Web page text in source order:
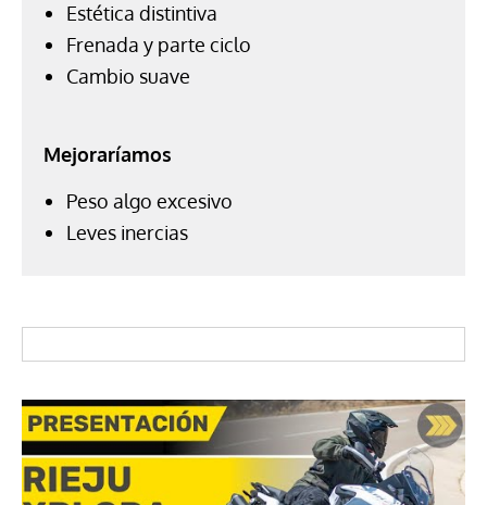
Estética distintiva
Frenada y parte ciclo
Cambio suave
Mejoraríamos
Peso algo excesivo
Leves inercias